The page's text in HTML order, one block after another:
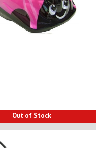
Out of Stock